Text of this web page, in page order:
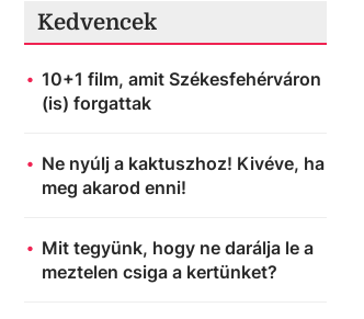
Kedvencek
10+1 film, amit Székesfehérváron
(is) forgattak
Ne nyúlj a kaktuszhoz! Kivéve, ha
meg akarod enni!
Mit tegyünk, hogy ne darálja le a
meztelen csiga a kertünket?